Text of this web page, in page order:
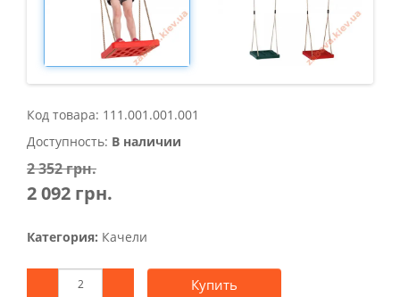
Код товара: 111.001.001.001
Доступность: В наличии
2 352 грн.
2 092 грн.
Категория: Качели
Купить